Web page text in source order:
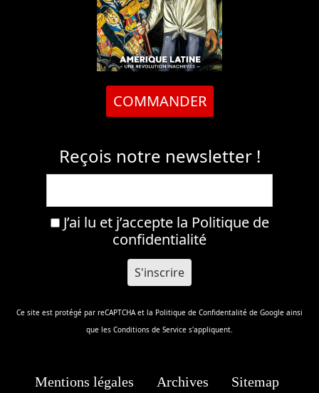
COMMANDER
Reçois notre newsletter !
J’ai lu et j’accepte la Politique de
confidentialité
Ce site est protégé par reCAPTCHA et la Politique de Confidentalité de Google ainsi
que les Conditions de Service s'appliquent.
Mentions légales Archives Sitemap